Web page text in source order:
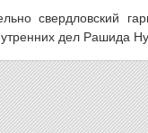
свердловский
дел Рашида